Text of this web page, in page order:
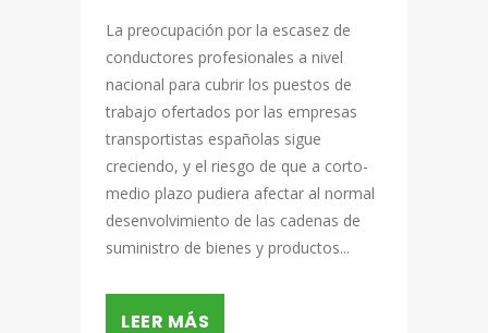
La preocupación por la escasez de
conductores profesionales a nivel
nacional para cubrir los puestos de
trabajo ofertados por las empresas
transportistas españolas sigue
creciendo, y el riesgo de que a corto-
medio plazo pudiera afectar al normal
desenvolvimiento de las cadenas de
suministro de bienes y productos...
LEER MÁS